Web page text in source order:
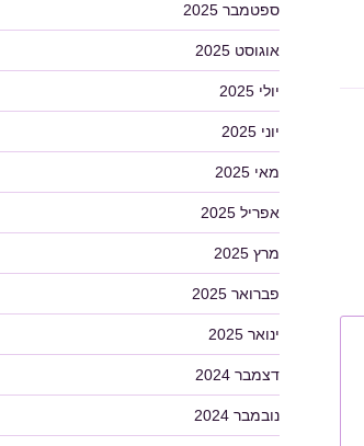
ספטמבר 2025
אוגוסט 2025
יולי 2025
יוני 2025
מאי 2025
אפריל 2025
מרץ 2025
פברואר 2025
ינואר 2025
דצמבר 2024
נובמבר 2024